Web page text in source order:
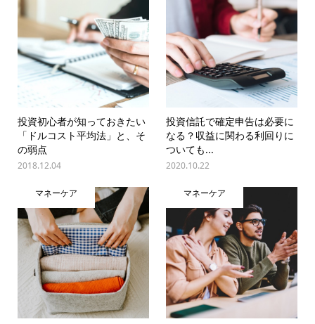
投資初心者が知っておきたい
「ドルコスト平均法」と、そ
の弱点
2018.12.04
投資信託で確定申告は必要に
なる？収益に関わる利回りに
ついても...
2020.10.22
マネーケア マネーケア